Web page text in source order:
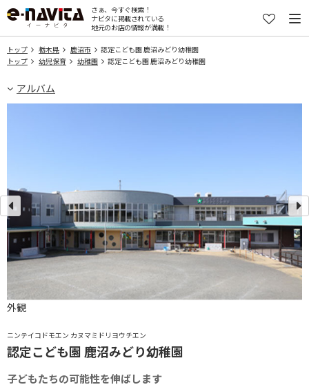
さぁ、今すぐ検索！
ナビタに掲載されている
地元のお店の情報が満載！
トップ 栃木県 鹿沼市
認定こども園 鹿沼みどり幼稚園
トップ
幼児保育 幼稚園 認定こども園 鹿沼みどり幼稚園
アルバム
ニンテイコドモエン カヌマミドリヨウチエン
認定こども園 鹿沼みどり幼稚園
子どもたちの可能性を伸ばします
外観